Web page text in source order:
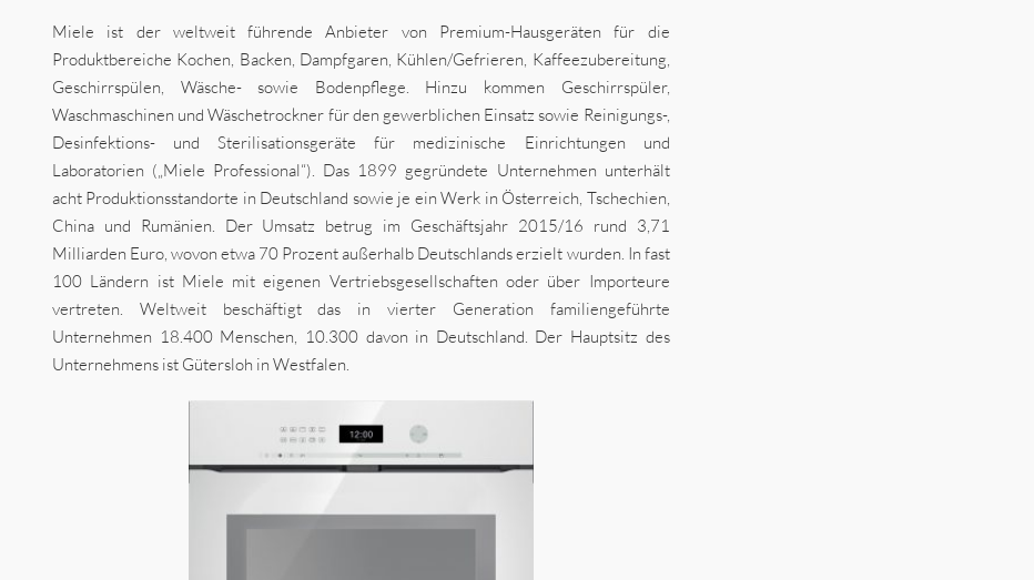
Miele ist der weltweit führende Anbieter von Premium-Hausgeräten für die
Produktbereiche Kochen, Backen, Dampfgaren, Kühlen/Gefrieren, Kaffeezubereitung,
Geschirrspülen, Wäsche- sowie Bodenpflege. Hinzu kommen Geschirrspüler,
Waschmaschinen und Wäschetrockner für den gewerblichen Einsatz sowie Reinigungs-,
Desinfektions- und Sterilisationsgeräte für medizinische Einrichtungen und
Laboratorien („Miele Professional“). Das 1899 gegründete Unternehmen unterhält
acht Produktionsstandorte in Deutschland sowie je ein Werk in Österreich, Tschechien,
China und Rumänien. Der Umsatz betrug im Geschäftsjahr 2015/16 rund 3,71
Milliarden Euro, wovon etwa 70 Prozent außerhalb Deutschlands erzielt wurden. In fast
100 Ländern ist Miele mit eigenen Vertriebsgesellschaften oder über Importeure
vertreten. Weltweit beschäftigt das in vierter Generation familiengeführte
Unternehmen 18.400 Menschen, 10.300 davon in Deutschland. Der Hauptsitz des
Unternehmens ist Gütersloh in Westfalen.